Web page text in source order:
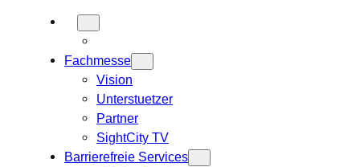
Fachmesse
Vision
Unterstuetzer
Partner
SightCity TV
Barrierefreie Services